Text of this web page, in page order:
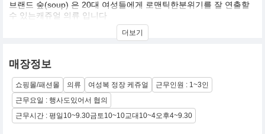
브랜드 숲(soup) 은 20대 여성들에게 로맨틱한분위기를 잘 연출할
수 있는캐쥬얼 의류 입니다
SOUP은 Romantic & Feminine Mood의 Young Character Casual
입니다. 감각적이고 합리적 마인드의 사랑스러움이 내재된 여성상
로 로맨틱한 서정을 선사합니다
더보기
매장정보
쇼핑몰/패션몰 의류 여성복 정장 케쥬얼
근무인원 : 1~3인
근무요일 : 행사도있어서 협의
근무시간 : 평일10~9.30금토10~10교대10~4오후4~9.30